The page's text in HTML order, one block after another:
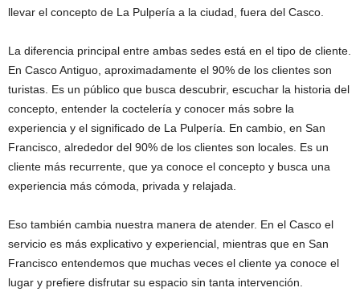
llevar el concepto de La Pulpería a la ciudad, fuera del Casco.
La diferencia principal entre ambas sedes está en el tipo de cliente.
En Casco Antiguo, aproximadamente el 90% de los clientes son
turistas. Es un público que busca descubrir, escuchar la historia del
concepto, entender la coctelería y conocer más sobre la
experiencia y el significado de La Pulpería. En cambio, en San
Francisco, alrededor del 90% de los clientes son locales. Es un
cliente más recurrente, que ya conoce el concepto y busca una
experiencia más cómoda, privada y relajada.
Eso también cambia nuestra manera de atender. En el Casco el
servicio es más explicativo y experiencial, mientras que en San
Francisco entendemos que muchas veces el cliente ya conoce el
lugar y prefiere disfrutar su espacio sin tanta intervención.